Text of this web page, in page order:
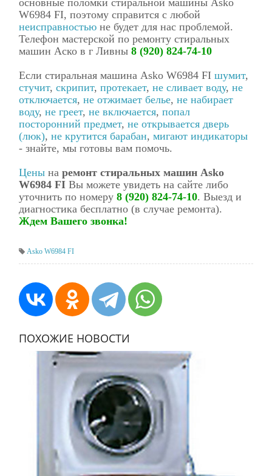
основные поломки стиральной машины Asko
W6984 FI, поэтому справится с любой
неисправностью не будет для нас проблемой.
Телефон мастерской по ремонту стиральных
машин Аско в г Ливны8 (920) 824-74-10
Если стиральная машина Asko W6984 FIшумит,
стучит,скрипит,протекает,не сливает воду,не
отключается,не отжимает белье,не набирает
воду,не греет,не включается,попал
посторонний предмет,не открывается дверь
(люк),не крутится барабан,мигают индикаторы
- знайте, мы готовы вам помочь.
Цены наремонт стиральных машин Asko
W6984 FI Вы можете увидеть на сайте либо
уточнить по номеру8 (920) 824-74-10. Выезд и
диагностика бесплатно (в случае ремонта).
Ждем Вашего звонка!
Asko W6984 FI
ПОХОЖИЕ НОВОСТИ